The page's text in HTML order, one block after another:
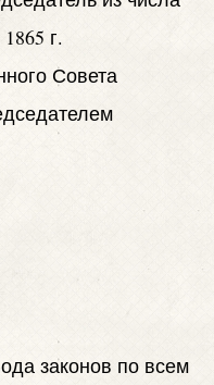
г.
Совета
законов по всем